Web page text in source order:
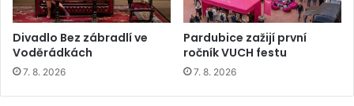
Divadlo Bez zábradlí ve
Voděrádkách
7. 8. 2026
Pardubice zažijí první
ročník VUCH festu
7. 8. 2026